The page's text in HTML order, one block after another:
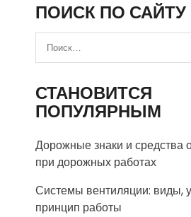
ПОИСК ПО САЙТУ
СТАНОВИТСЯ
ПОПУЛЯРНЫМ
Дорожные знаки и средства
при дорожных работах
Системы вентиляции: виды,
принцип работы